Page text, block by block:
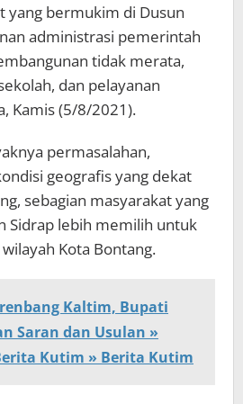
yang bermukim di Dusun
administrasi pemerintah
tidak merata,
dan pelayanan
Kamis (5/8/2021).
permasalahan,
geografis yang dekat
sebagian masyarakat yang
Sidrap lebih memilih untuk
Kota Bontang.
Kaltim, Bupati
Saran dan Usulan »
Kutim » Berita Kutim